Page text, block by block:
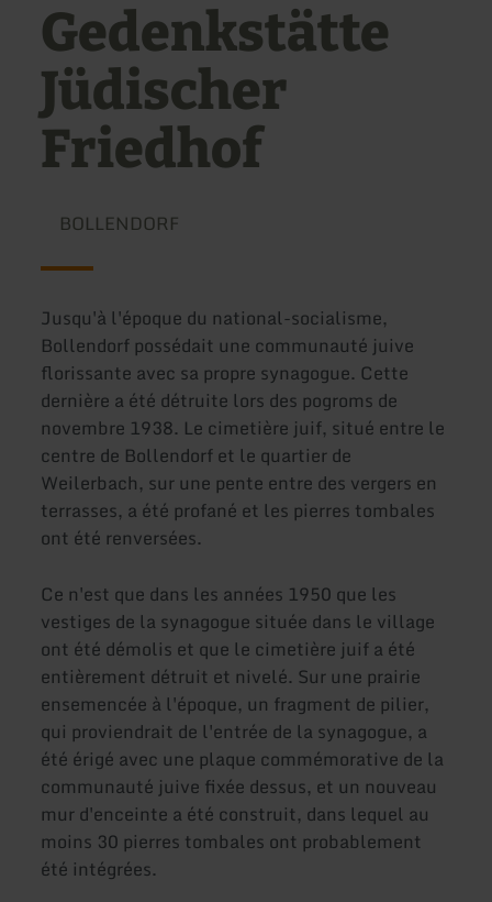
Gedenkstätte
Jüdischer
Friedhof
BOLLENDORF
Jusqu'à l'époque du national-socialisme,
Bollendorf possédait une communauté juive
florissante avec sa propre synagogue. Cette
dernière a été détruite lors des pogroms de
novembre 1938. Le cimetière juif, situé entre le
centre de Bollendorf et le quartier de
Weilerbach, sur une pente entre des vergers en
terrasses, a été profané et les pierres tombales
ont été renversées.
Ce n'est que dans les années 1950 que les
vestiges de la synagogue située dans le village
ont été démolis et que le cimetière juif a été
entièrement détruit et nivelé. Sur une prairie
ensemencée à l'époque, un fragment de pilier,
qui proviendrait de l'entrée de la synagogue, a
été érigé avec une plaque commémorative de la
communauté juive fixée dessus, et un nouveau
mur d'enceinte a été construit, dans lequel au
moins 30 pierres tombales ont probablement
été intégrées.